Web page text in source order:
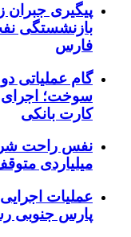
بازنشستگی
فارس
گام عملیاتی
سوخت؛ اجرای
کارت بانکی
میلیاردی
عملیات
پارس جنوبی